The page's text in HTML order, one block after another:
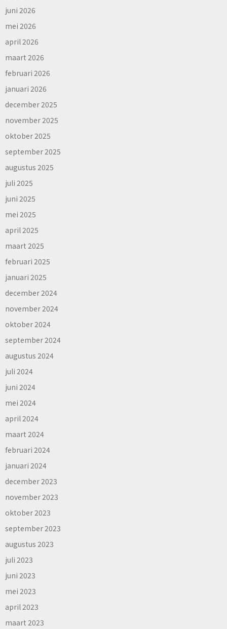
juni 2026
mei 2026
april 2026
maart 2026
februari 2026
januari 2026
december 2025
november 2025
oktober 2025
september 2025
augustus 2025
juli 2025
juni 2025
mei 2025
april 2025
maart 2025
februari 2025
januari 2025
december 2024
november 2024
oktober 2024
september 2024
augustus 2024
juli 2024
juni 2024
mei 2024
april 2024
maart 2024
februari 2024
januari 2024
december 2023
november 2023
oktober 2023
september 2023
augustus 2023
juli 2023
juni 2023
mei 2023
april 2023
maart 2023